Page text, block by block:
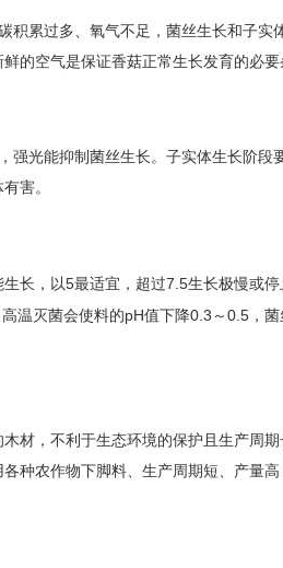
累过多、氧气不足，菌丝生长和子实
的空气是保证香菇正常生长发育的必要
光能抑制菌丝生长。子实体生长阶段
害。
生长，以5最适宜，超过7.5生长极慢或
温灭菌会使料的pH值下降0.3 ～ 0.5 ，
材，不利于生态环境的保护且生产周
种农作物下脚料、生产周期短、产量